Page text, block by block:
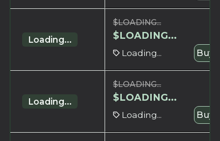
Loading...
$LOADING...
$LOADING...
Loading... Buy
Loading...
$LOADING...
$LOADING...
Loading... Buy